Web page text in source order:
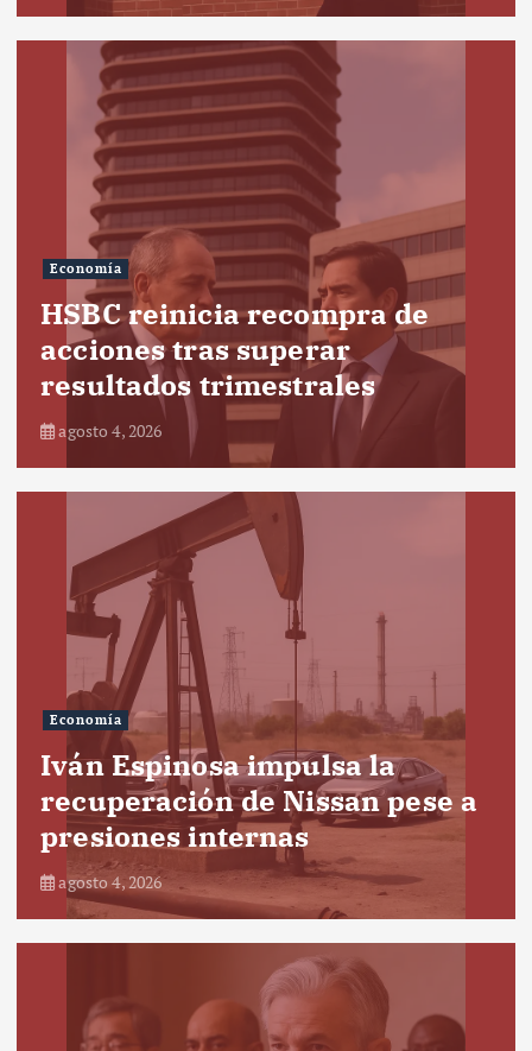
Economía
HSBC reinicia recompra de
acciones tras superar
resultados trimestrales
agosto 4, 2026
Economía
Iván Espinosa impulsa la
recuperación de Nissan pese a
presiones internas
agosto 4, 2026